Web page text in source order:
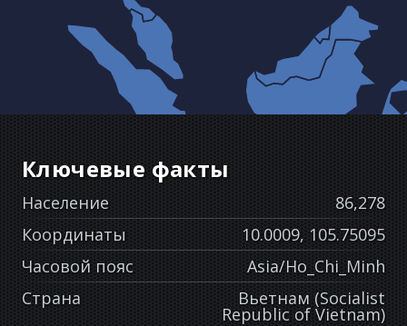
Ключевые факты
Население
86,278
Координаты
10.0009, 105.75095
Часовой пояс
Asia/Ho_Chi_Minh
Страна
Вьетнам (Socialist
Republic of Vietnam)